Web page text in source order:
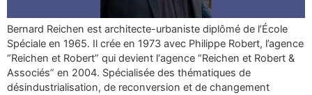
Bernard Reichen est architecte-urbaniste diplômé de l’École
Spéciale en 1965. Il crée en 1973 avec Philippe Robert, l’agence
“Reichen et Robert” qui devient l‘agence “Reichen et Robert &
Associés” en 2004. Spécialisée des thématiques de
désindustrialisation, de reconversion et de changement